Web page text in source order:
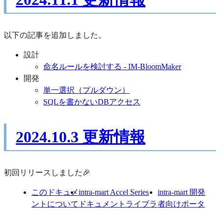
以下の記事を追加しました。
設計
命名ルールを検討する - IM-BloomMaker
開発
単一選択（プルダウン）
SQLを書かないDBアクセス
2024.10.3 更新情報
初回リリースしました🎉
このドキュメ
ントについて
intra-mart Accel Series
ドキュメントライブラ
intra-mart 開発
者向けポータ